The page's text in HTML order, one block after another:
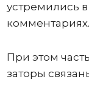
устремились
комментариях.
При этом
заторы